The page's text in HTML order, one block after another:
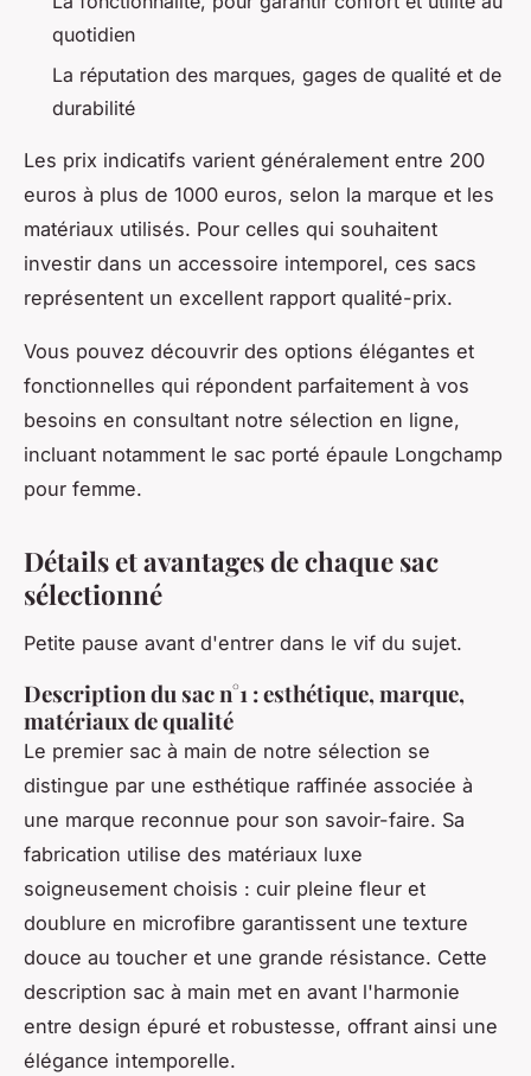
quotidien
La réputation des marques, gages de qualité et de
durabilité
Les prix indicatifs varient généralement entre 200
euros à plus de 1000 euros, selon la marque et les
matériaux utilisés. Pour celles qui souhaitent
investir dans un accessoire intemporel, ces sacs
représentent un excellent rapport qualité-prix.
Vous pouvez découvrir des options élégantes et
fonctionnelles qui répondent parfaitement à vos
besoins en consultant notre sélection en ligne,
incluant notamment le sac porté épaule Longchamp
pour femme.
Détails et avantages de chaque sac
sélectionné
Petite pause avant d'entrer dans le vif du sujet.
Description du sac n°1 : esthétique, marque,
matériaux de qualité
Le premier sac à main de notre sélection se
distingue par une esthétique raffinée associée à
une marque reconnue pour son savoir-faire. Sa
fabrication utilise des matériaux luxe
soigneusement choisis : cuir pleine fleur et
doublure en microfibre garantissent une texture
douce au toucher et une grande résistance. Cette
description sac à main met en avant l'harmonie
entre design épuré et robustesse, offrant ainsi une
élégance intemporelle.